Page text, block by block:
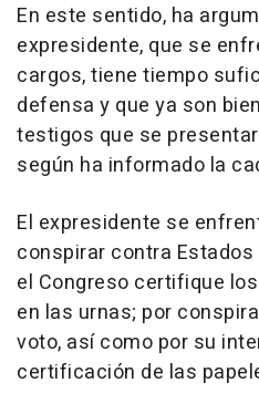
En este sentido, ha
expresidente, que se
cargos, tiene tiempo
defensa y que ya son
testigos que se
según ha informado la
El expresidente se
conspirar contra
el Congreso certifique
en las urnas; por
voto, así como por su
certificación de las